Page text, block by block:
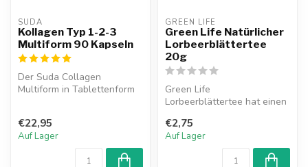
SUDA
Kollagen Typ 1-2-3
Multiform 90 Kapseln
Der Suda Collagen
Multiform in Tablettenform
€22,95
Auf Lager
GREEN LIFE
Green Life Natürlicher
Lorbeerblättertee
20g
Green Life
Lorbeerblättertee hat einen
Geschmack. Er ...
€2,75
Auf Lager